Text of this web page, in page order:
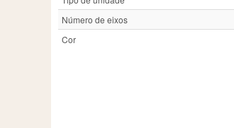
Número de eixos
Cor